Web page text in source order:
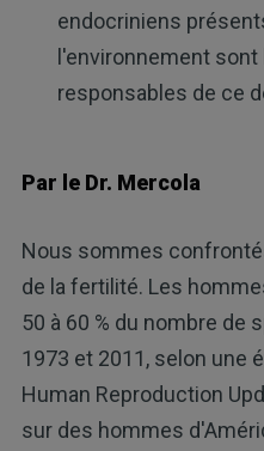
endocriniens
l'environnement
responsables de ce
Par le Dr. Mercola
Nous sommes
de la fertilité. Les
50 à 60 % du nombre de
1973 et 2011, selon une
Human Reproduction
sur des hommes